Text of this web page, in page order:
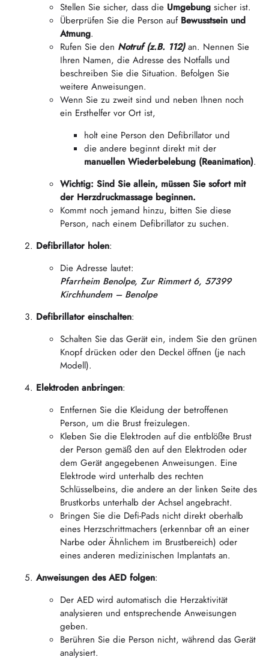
Stellen Sie sicher, dass die Umgebung sicher ist.
Überprüfen Sie die Person auf Bewusstsein und
Atmung.
Rufen Sie den Notruf (z.B. 112)an. Nennen Sie
Ihren Namen, die Adresse des Notfalls und
beschreiben Sie die Situation. Befolgen Sie
weitere Anweisungen.
Wenn Sie zu zweit sind und neben Ihnen noch
ein Ersthelfer vor Ort ist,
holt eine Person den Defibrillator und
die andere beginnt direkt mit der
manuellen Wiederbelebung (Reanimation).
Wichtig: Sind Sie allein, müssen Sie sofort mit
der Herzdruckmassage beginnen.
Kommt noch jemand hinzu, bitten Sie diese
Person, nach einem Defibrillator zu suchen.
Defibrillator holen:
Die Adresse lautet:
Pfarrheim Benolpe, Zur Rimmert 6, 57399
Kirchhundem – Benolpe
Defibrillator einschalten:
Schalten Sie das Gerät ein, indem Sie den grünen
Knopf drücken oder den Deckel öffnen (je nach
Modell).
Elektroden anbringen:
Entfernen Sie die Kleidung der betroffenen
Person, um die Brust freizulegen.
Kleben Sie die Elektroden auf die entblößte Brust
der Person gemäß den auf den Elektroden oder
dem Gerät angegebenen Anweisungen. Eine
Elektrode wird unterhalb des rechten
Schlüsselbeins, die andere an der linken Seite des
Brustkorbs unterhalb der Achsel angebracht.
Bringen Sie die Defi-Pads nicht direkt oberhalb
eines Herzschrittmachers (erkennbar oft an einer
Narbe oder Ähnlichem im Brustbereich) oder
eines anderen medizinischen Implantats an.
Anweisungen des AED folgen:
Der AED wird automatisch die Herzaktivität
analysieren und entsprechende Anweisungen
geben.
Berühren Sie die Person nicht, während das Gerät
analysiert.